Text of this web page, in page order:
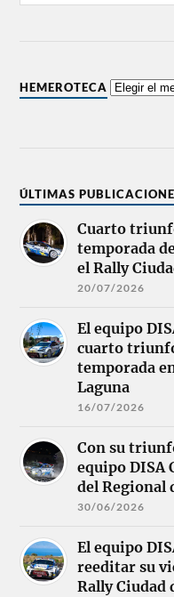
HEMEROTECA
ÚLTIMAS
Cuarto
temporada
el Rally
20/07/2026
El equipo
cuarto
temporada
Laguna
16/07/2026
Con su
equipo DISA
del Regional
30/06/2026
El equipo
reeditar su
Rally Ciudad